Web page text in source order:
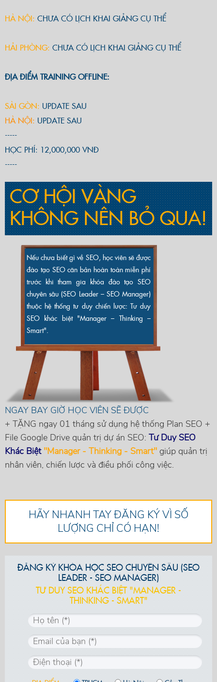
HÀ NỘI: CHƯA CÓ LỊCH KHAI GIẢNG CỤ THỂ
HẢI PHÒNG: CHƯA CÓ LỊCH KHAI GIẢNG CỤ THỂ
ĐỊA ĐIỂM TRAINING OFFLINE:
SÀI GÒN: UPDATE SAU
HÀ NỘI: UPDATE SAU
-----
HỌC PHÍ: 12,000,000 VNĐ
-----
CƠ HỘI VÀNG
KHÔNG NÊN BỎ QUA!
Nếu chưa biết gì về SEO, học viên sẽ được
đào tạo SEO căn bản hoàn toàn miễn phí
trước khi tham gia khóa đào tạo SEO
chuyên sâu (SEO Leader – SEO Manager)
thuộc hệ thống tư duy chiến lược: Tư duy
SEO khác biệt "Manager – Thinking –
Smart".
NGAY BAY GIỜ HỌC VIÊN SẼ ĐƯỢC
+ TẶNG ngay 01 tháng sử dụng hệ thống Plan SEO +
File Google Drive quản trị dự án SEO: Tư Duy SEO
Khác Biệt "Manager - Thinking - Smart" giúp quản trị
nhân viên, chiến lược và điều phối công việc.
HÃY NHANH TAY ĐĂNG KÝ VÌ SỐ
LƯỢNG CHỈ CÓ HẠN!
ĐĂNG KÝ KHÓA HỌC SEO CHUYÊN SÂU (SEO
LEADER - SEO MANAGER)
TƯ DUY SEO KHÁC BIỆT "MANAGER -
THINKING - SMART"